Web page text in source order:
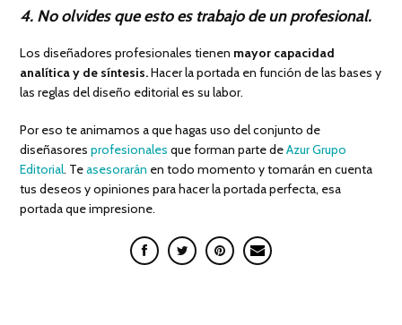
4. No olvides que esto es trabajo de un profesional.
Los diseñadores profesionales tienen mayor capacidad
analítica y de síntesis.Hacer la portada en función de las bases y
las reglas del diseño editorial es su labor.
Por eso te animamos a que hagas uso del conjunto de
diseñasoresprofesionales que forman parte deAzur Grupo
Editorial. Teasesorarán en todo momento y tomarán en cuenta
tus deseos y opiniones para hacer la portada perfecta, esa
portada que impresione.